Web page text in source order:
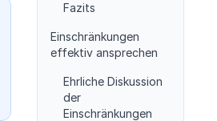
Fazits
Einschränkungen
effektiv ansprechen
Ehrliche Diskussion
der
Einschränkungen